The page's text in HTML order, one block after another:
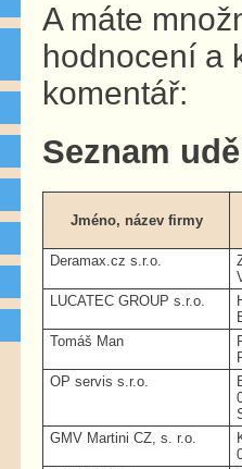
A máte
hodnocení a
komentář:
Seznam
Jméno, název firmy
Deramax.cz s.r.o.
LUCATEC GROUP s.r.o.
Tomáš Man
OP servis s.r.o.
GMV Martini CZ, s. r.o.